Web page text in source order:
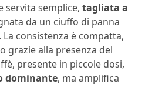
servita semplice, tagliata a
da un ciuffo di panna
consistenza è compatta,
grazie alla presenza del
presente in piccole dosi,
dominante, ma amplifica